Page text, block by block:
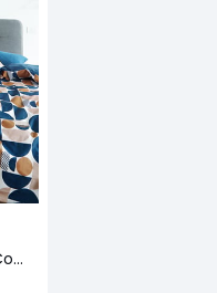
Dekbedovertrek in katoen, Combo